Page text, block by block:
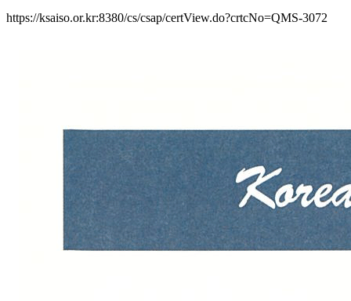
https://ksaiso.or.kr:8380/cs/csap/certView.do?crtcNo=QMS-3072